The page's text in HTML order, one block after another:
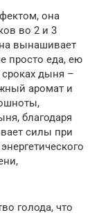
она
во 2 и 3
вынашивает
просто еда, ею
дыня –
аромат и
благодаря
силы при
голода, что